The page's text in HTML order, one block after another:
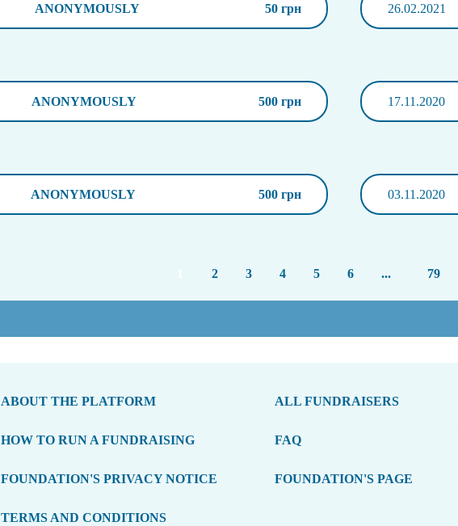
ANONYMOUSLY 50 грн 26.02.2021
ANONYMOUSLY 500 грн 17.11.2020
ANONYMOUSLY 500 грн 03.11.2020
2 3 4 5 6 ... 79
ABOUT THE PLATFORM
HOW TO RUN A FUNDRAISING
FOUNDATION'S PRIVACY NOTICE
TERMS AND CONDITIONS
ALL FUNDRAISERS
FAQ
FOUNDATION'S PAGE